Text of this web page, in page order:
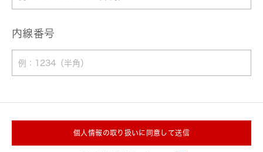
内線番号
個人情報の取り扱いに同意して送信